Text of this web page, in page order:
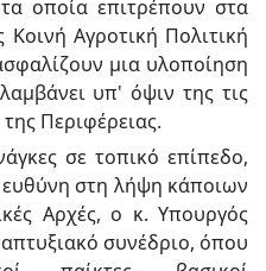
τα οποία επιτρέπουν στα
Αγροτική Πολιτική
μια υλοποίηση
υπ' όψιν της τις
Περιφέρειας.
σε τοπικό επίπεδο,
στη λήψη κάποιων
Αρχές, ο κ. Υπουργός
συνέδριο, όπου